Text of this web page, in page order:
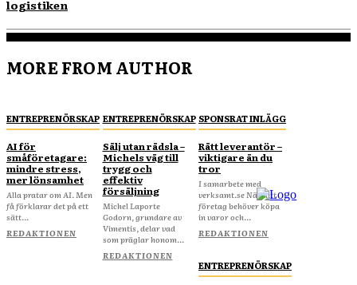
logistiken
MORE FROM AUTHOR
ENTREPRENÖRSKAP
AI för
småföretagare:
mindre stress,
mer lönsamhet
Alla pratar om AI. Men
få förklarar det på ett
sätt...
REDAKTIONEN
ENTREPRENÖRSKAP
Sälj utan rädsla –
Michels väg till
trygg och
effektiv
försäljning
Michel Laporte
Godorn, grundare av
Vimentis, delar vad
som präglar honom...
REDAKTIONEN
SPONSRAT INLÄGG
Rätt leverantör –
viktigare än du
tror
I samarbete med
verksamt.se När ditt
företag behöver köpa
in varor och...
REDAKTIONEN
ENTREPRENÖRSKAP